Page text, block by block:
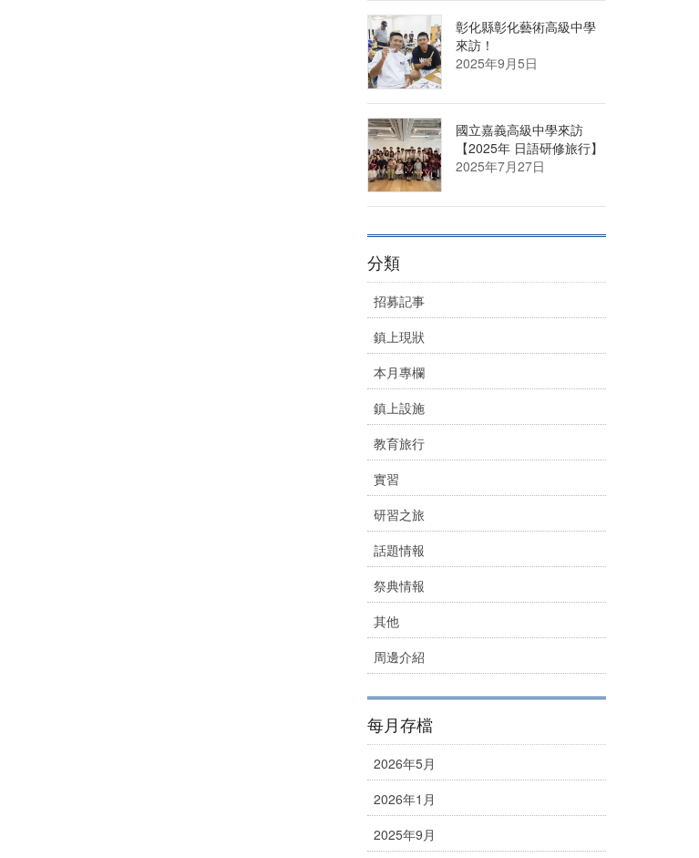
彰化縣彰化藝術高級中學
來訪！
2025年9月5日
國立嘉義高級中學來訪
【2025年 日語研修旅行】
2025年7月27日
分類
招募記事
鎮上現狀
本月專欄
鎮上設施
教育旅行
實習
研習之旅
話題情報
祭典情報
其他
周邊介紹
每月存檔
2026年5月
2026年1月
2025年9月